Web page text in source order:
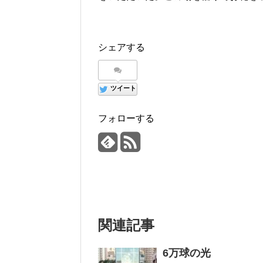
シェアする
ツイート
フォローする
関連記事
6万球の光